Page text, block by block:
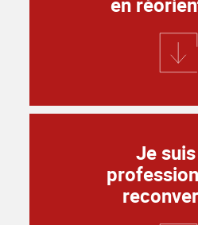
Je